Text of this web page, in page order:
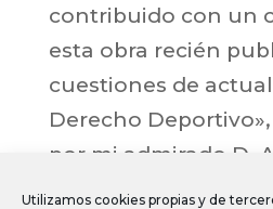
Utilizamos cookies propias y de
contribuido con un
esta obra recién
cuestiones de
Derecho
por mi admirado D.
Garrido. Mi